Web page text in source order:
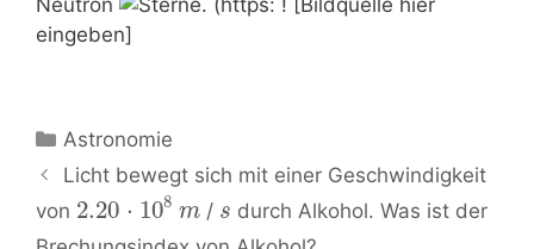
Neutron
! [Bildquelle hier
eingeben]
Kategorien
Astronomie
Beitrags-
Navigation
Licht bewegt sich mit einer Geschwindigkeit
von 2.20 ⋅ 108 m / s durch Alkohol. Was ist der